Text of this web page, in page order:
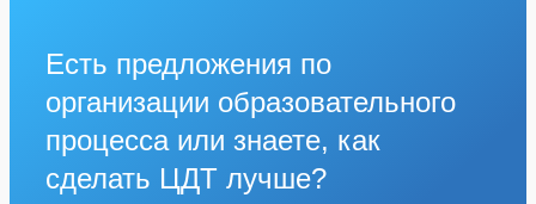
Есть предложения по
организации образовательного
процесса или знаете, как
сделать ЦДТ лучше?